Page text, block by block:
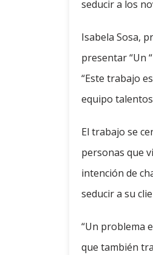
seducir a los
Isabela Sosa,
presentar “Un
“Este trabajo
equipo
El trabajo se
personas que
intención de
seducir a su
“Un problema
que también